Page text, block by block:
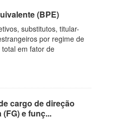
(BPE)
substitutos, titular-
por regime de
em fator de
cargo de direção
e funç...